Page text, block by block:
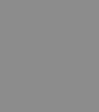
悟空 鳥山